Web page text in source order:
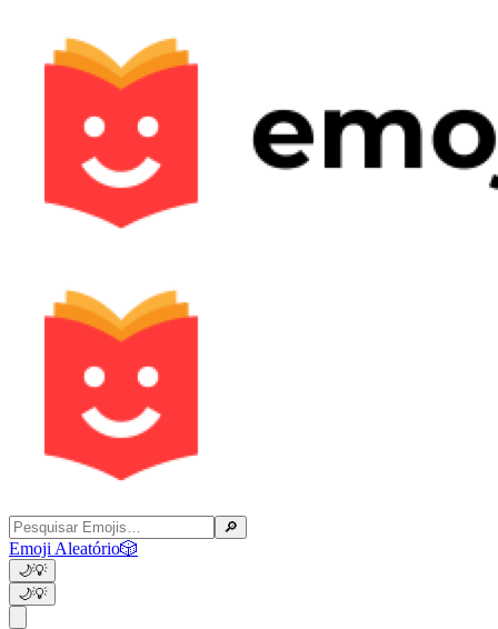
🔎
Emoji Aleatório🎲
🌙💡
🌙💡